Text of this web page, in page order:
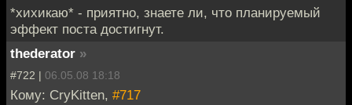
*хихикаю* - приятно, знаете ли, что планируемый
эффект поста достигнут.
thederator »
#722 | 06.05.08 18:18
Кому: CryKitten, #717